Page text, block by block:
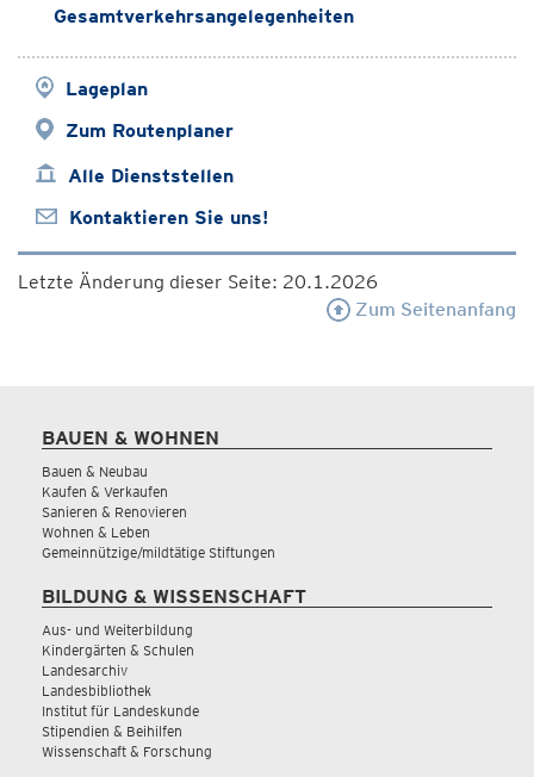
Gesamtverkehrsangelegenheiten
Lageplan
Zum Routenplaner
Alle Dienststellen
Kontaktieren Sie uns!
Letzte Änderung dieser Seite: 20.1.2026
Zum Seitenanfang
BAUEN & WOHNEN
Bauen & Neubau
Kaufen & Verkaufen
Sanieren & Renovieren
Wohnen & Leben
Gemeinnützige/mildtätige Stiftungen
BILDUNG & WISSENSCHAFT
Aus- und Weiterbildung
Kindergärten & Schulen
Landesarchiv
Landesbibliothek
Institut für Landeskunde
Stipendien & Beihilfen
Wissenschaft & Forschung